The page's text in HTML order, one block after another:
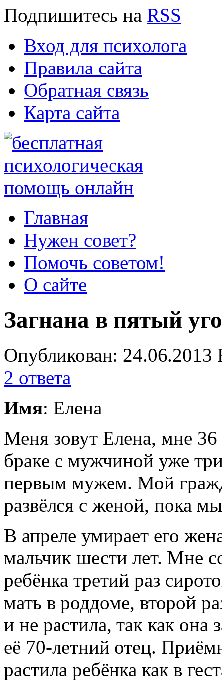
Подпишитесь на RSS
Вход для психолога
Правила сайта
Обратная связь
Карта сайта
Главная
Нужен совет?
Помочь советом!
О сайте
Загнана в пятый
Опубликован:
2 ответа
Имя: Елена
Меня зовут Елена, мне
браке с мужчиной уже
первым мужем. Мой
развёлся с женой, пока
В апреле умирает его
мальчик шести лет. Мне
ребёнка третий раз
мать в роддоме, второй
и не растила, так как она
её 70-летний отец.
растила ребёнка как в